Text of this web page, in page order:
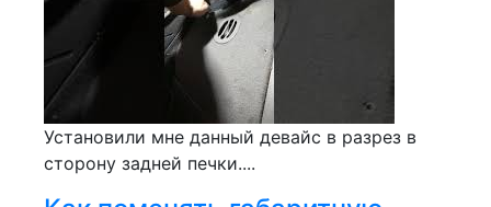
Установили мне данный девайс в разрез в
сторону задней печки....